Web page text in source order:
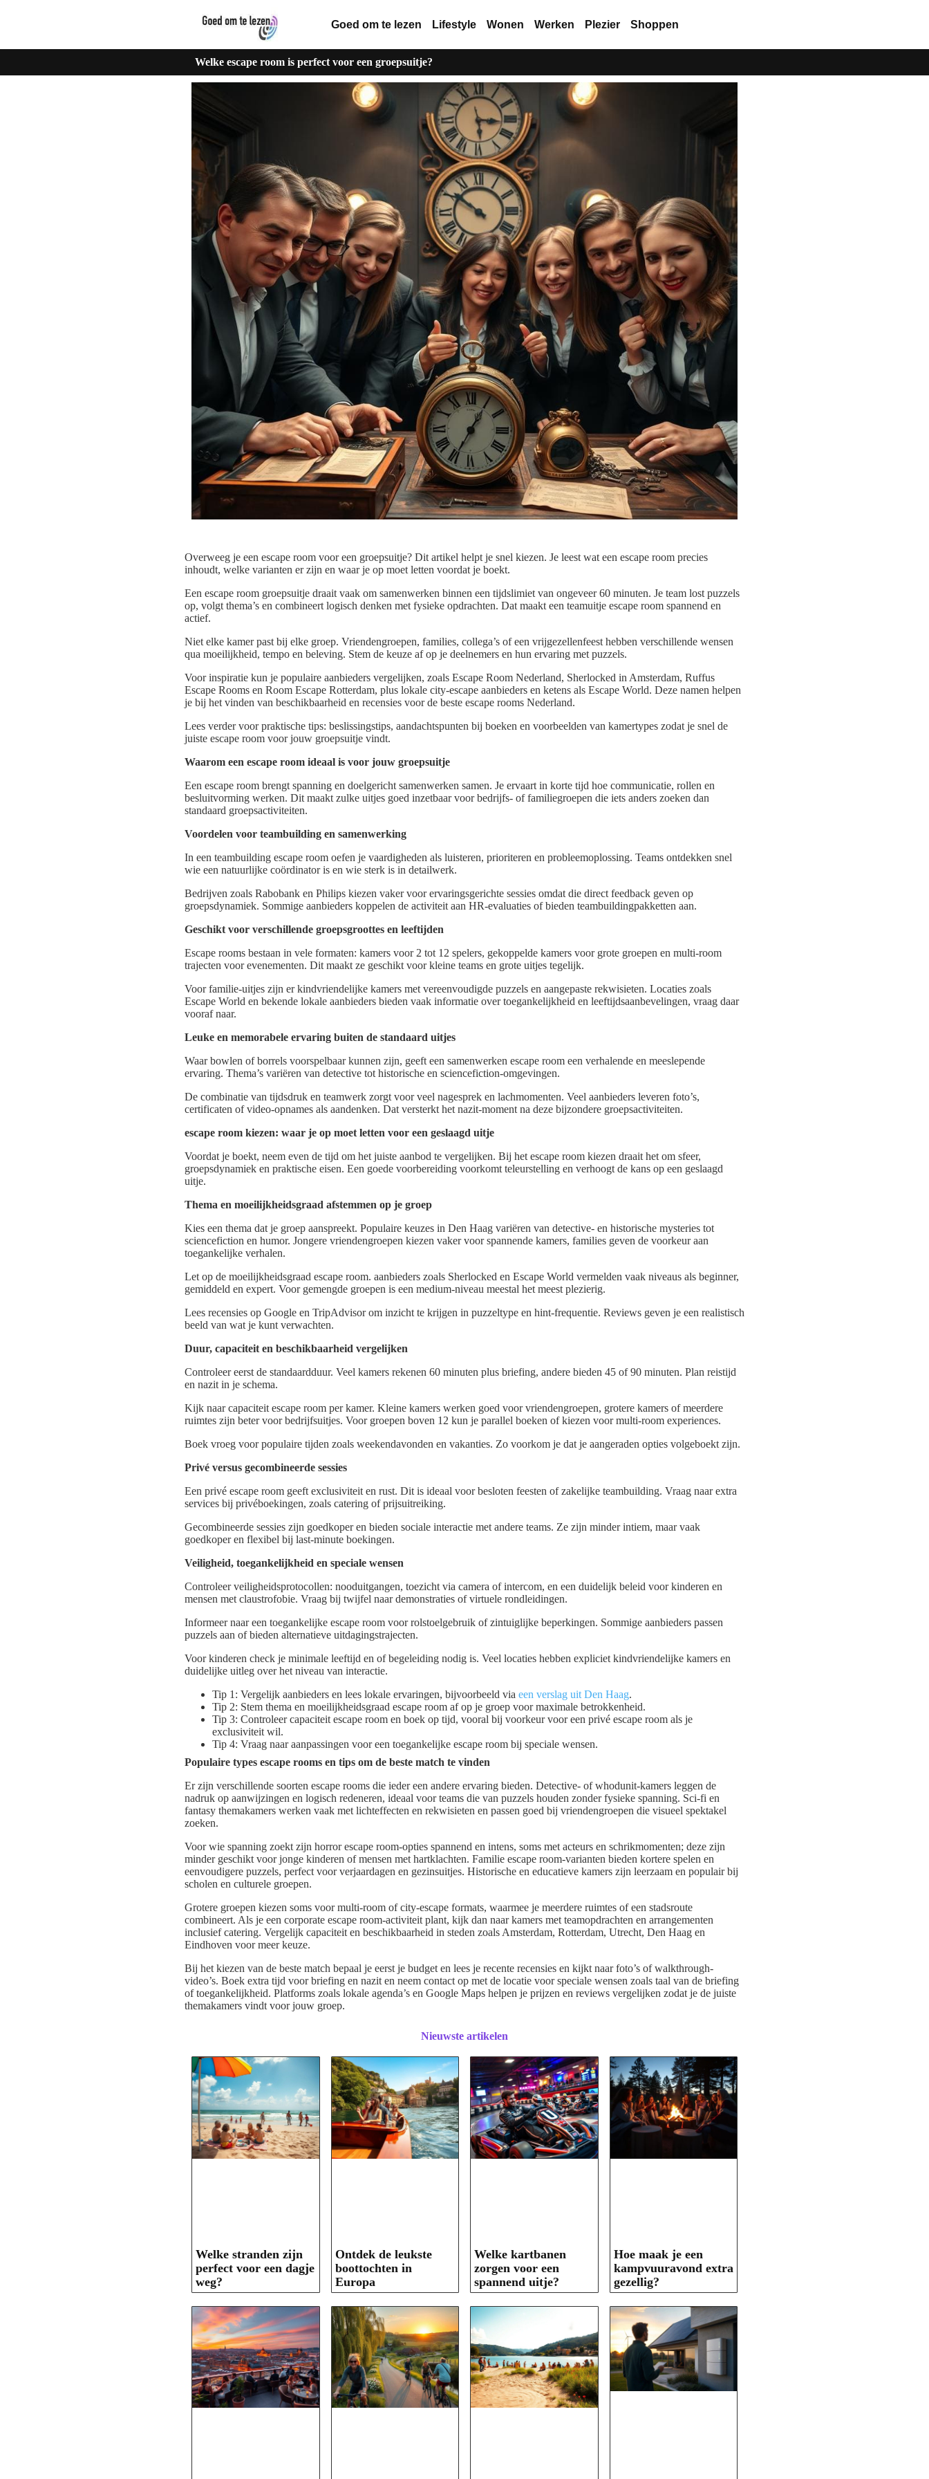
Goed om te lezen Lifestyle Wonen Werken Plezier Shoppen
Welke escape room is perfect voor een groepsuitje?
Overweeg je een escape room voor een groepsuitje? Dit artikel helpt je snel kiezen. Je leest wat een escape room precies
inhoudt, welke varianten er zijn en waar je op moet letten voordat je boekt.
Een escape room groepsuitje draait vaak om samenwerken binnen een tijdslimiet van ongeveer 60 minuten. Je team lost puzzels
op, volgt thema’s en combineert logisch denken met fysieke opdrachten. Dat maakt een teamuitje escape room spannend en
actief.
Niet elke kamer past bij elke groep. Vriendengroepen, families, collega’s of een vrijgezellenfeest hebben verschillende wensen
qua moeilijkheid, tempo en beleving. Stem de keuze af op je deelnemers en hun ervaring met puzzels.
Voor inspiratie kun je populaire aanbieders vergelijken, zoals Escape Room Nederland, Sherlocked in Amsterdam, Ruffus
Escape Rooms en Room Escape Rotterdam, plus lokale city-escape aanbieders en ketens als Escape World. Deze namen helpen
je bij het vinden van beschikbaarheid en recensies voor de beste escape rooms Nederland.
Lees verder voor praktische tips: beslissingstips, aandachtspunten bij boeken en voorbeelden van kamertypes zodat je snel de
juiste escape room voor jouw groepsuitje vindt.
Waarom een escape room ideaal is voor jouw groepsuitje
Een escape room brengt spanning en doelgericht samenwerken samen. Je ervaart in korte tijd hoe communicatie, rollen en
besluitvorming werken. Dit maakt zulke uitjes goed inzetbaar voor bedrijfs- of familiegroepen die iets anders zoeken dan
standaard groepsactiviteiten.
Voordelen voor teambuilding en samenwerking
In een teambuilding escape room oefen je vaardigheden als luisteren, prioriteren en probleemoplossing. Teams ontdekken snel
wie een natuurlijke coördinator is en wie sterk is in detailwerk.
Bedrijven zoals Rabobank en Philips kiezen vaker voor ervaringsgerichte sessies omdat die direct feedback geven op
groepsdynamiek. Sommige aanbieders koppelen de activiteit aan HR-evaluaties of bieden teambuildingpakketten aan.
Geschikt voor verschillende groepsgroottes en leeftijden
Escape rooms bestaan in vele formaten: kamers voor 2 tot 12 spelers, gekoppelde kamers voor grote groepen en multi-room
trajecten voor evenementen. Dit maakt ze geschikt voor kleine teams en grote uitjes tegelijk.
Voor familie-uitjes zijn er kindvriendelijke kamers met vereenvoudigde puzzels en aangepaste rekwisieten. Locaties zoals
Escape World en bekende lokale aanbieders bieden vaak informatie over toegankelijkheid en leeftijdsaanbevelingen, vraag daar
vooraf naar.
Leuke en memorabele ervaring buiten de standaard uitjes
Waar bowlen of borrels voorspelbaar kunnen zijn, geeft een samenwerken escape room een verhalende en meeslepende
ervaring. Thema’s variëren van detective tot historische en sciencefiction-omgevingen.
De combinatie van tijdsdruk en teamwerk zorgt voor veel nagesprek en lachmomenten. Veel aanbieders leveren foto’s,
certificaten of video-opnames als aandenken. Dat versterkt het nazit-moment na deze bijzondere groepsactiviteiten.
escape room kiezen: waar je op moet letten voor een geslaagd uitje
Voordat je boekt, neem even de tijd om het juiste aanbod te vergelijken. Bij het escape room kiezen draait het om sfeer,
groepsdynamiek en praktische eisen. Een goede voorbereiding voorkomt teleurstelling en verhoogt de kans op een geslaagd
uitje.
Thema en moeilijkheidsgraad afstemmen op je groep
Kies een thema dat je groep aanspreekt. Populaire keuzes in Den Haag variëren van detective- en historische mysteries tot
sciencefiction en humor. Jongere vriendengroepen kiezen vaker voor spannende kamers, families geven de voorkeur aan
toegankelijke verhalen.
Let op de moeilijkheidsgraad escape room. aanbieders zoals Sherlocked en Escape World vermelden vaak niveaus als beginner,
gemiddeld en expert. Voor gemengde groepen is een medium-niveau meestal het meest plezierig.
Lees recensies op Google en TripAdvisor om inzicht te krijgen in puzzeltype en hint-frequentie. Reviews geven je een realistisch
beeld van wat je kunt verwachten.
Duur, capaciteit en beschikbaarheid vergelijken
Controleer eerst de standaardduur. Veel kamers rekenen 60 minuten plus briefing, andere bieden 45 of 90 minuten. Plan reistijd
en nazit in je schema.
Kijk naar capaciteit escape room per kamer. Kleine kamers werken goed voor vriendengroepen, grotere kamers of meerdere
ruimtes zijn beter voor bedrijfsuitjes. Voor groepen boven 12 kun je parallel boeken of kiezen voor multi-room experiences.
Boek vroeg voor populaire tijden zoals weekendavonden en vakanties. Zo voorkom je dat je aangeraden opties volgeboekt zijn.
Privé versus gecombineerde sessies
Een privé escape room geeft exclusiviteit en rust. Dit is ideaal voor besloten feesten of zakelijke teambuilding. Vraag naar extra
services bij privéboekingen, zoals catering of prijsuitreiking.
Gecombineerde sessies zijn goedkoper en bieden sociale interactie met andere teams. Ze zijn minder intiem, maar vaak
goedkoper en flexibel bij last-minute boekingen.
Veiligheid, toegankelijkheid en speciale wensen
Controleer veiligheidsprotocollen: nooduitgangen, toezicht via camera of intercom, en een duidelijk beleid voor kinderen en
mensen met claustrofobie. Vraag bij twijfel naar demonstraties of virtuele rondleidingen.
Informeer naar een toegankelijke escape room voor rolstoelgebruik of zintuiglijke beperkingen. Sommige aanbieders passen
puzzels aan of bieden alternatieve uitdagingstrajecten.
Voor kinderen check je minimale leeftijd en of begeleiding nodig is. Veel locaties hebben expliciet kindvriendelijke kamers en
duidelijke uitleg over het niveau van interactie.
Tip 1: Vergelijk aanbieders en lees lokale ervaringen, bijvoorbeeld via een verslag uit Den Haag.
Tip 2: Stem thema en moeilijkheidsgraad escape room af op je groep voor maximale betrokkenheid.
Tip 3: Controleer capaciteit escape room en boek op tijd, vooral bij voorkeur voor een privé escape room als je
exclusiviteit wil.
Tip 4: Vraag naar aanpassingen voor een toegankelijke escape room bij speciale wensen.
Populaire types escape rooms en tips om de beste match te vinden
Er zijn verschillende soorten escape rooms die ieder een andere ervaring bieden. Detective- of whodunit-kamers leggen de
nadruk op aanwijzingen en logisch redeneren, ideaal voor teams die van puzzels houden zonder fysieke spanning. Sci-fi en
fantasy themakamers werken vaak met lichteffecten en rekwisieten en passen goed bij vriendengroepen die visueel spektakel
zoeken.
Voor wie spanning zoekt zijn horror escape room-opties spannend en intens, soms met acteurs en schrikmomenten; deze zijn
minder geschikt voor jonge kinderen of mensen met hartklachten. Familie escape room-varianten bieden kortere spelen en
eenvoudigere puzzels, perfect voor verjaardagen en gezinsuitjes. Historische en educatieve kamers zijn leerzaam en populair bij
scholen en culturele groepen.
Grotere groepen kiezen soms voor multi-room of city-escape formats, waarmee je meerdere ruimtes of een stadsroute
combineert. Als je een corporate escape room-activiteit plant, kijk dan naar kamers met teamopdrachten en arrangementen
inclusief catering. Vergelijk capaciteit en beschikbaarheid in steden zoals Amsterdam, Rotterdam, Utrecht, Den Haag en
Eindhoven voor meer keuze.
Bij het kiezen van de beste match bepaal je eerst je budget en lees je recente recensies en kijkt naar foto’s of walkthrough-
video’s. Boek extra tijd voor briefing en nazit en neem contact op met de locatie voor speciale wensen zoals taal van de briefing
of toegankelijkheid. Platforms zoals lokale agenda’s en Google Maps helpen je prijzen en reviews vergelijken zodat je de juiste
themakamers vindt voor jouw groep.
Nieuwste artikelen
Welke stranden zijn
perfect voor een dagje
weg?
Ontdek de leukste
boottochten in
Europa
Welke kartbanen
zorgen voor een
spannend uitje?
Hoe maak je een
kampvuuravond extra
gezellig?